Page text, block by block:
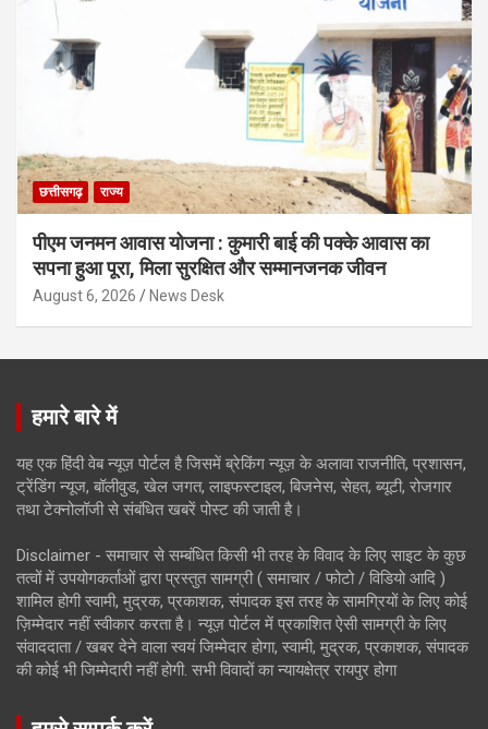
छत्तीसगढ़ राज्य
पीएम जनमन आवास योजना : कुमारी बाई की पक्के आवास का
सपना हुआ पूरा, मिला सुरक्षित और सम्मानजनक जीवन
August 6, 2026 News Desk
हमारे बारे में
यह एक हिंदी वेब न्यूज़ पोर्टल है जिसमें ब्रेकिंग न्यूज़ के अलावा राजनीति, प्रशासन,
ट्रेंडिंग न्यूज, बॉलीवुड, खेल जगत, लाइफस्टाइल, बिजनेस, सेहत, ब्यूटी, रोजगार
तथा टेक्नोलॉजी से संबंधित खबरें पोस्ट की जाती है।
Disclaimer - समाचार से सम्बंधित किसी भी तरह के विवाद के लिए साइट के कुछ
तत्वों में उपयोगकर्ताओं द्वारा प्रस्तुत सामग्री ( समाचार / फोटो / विडियो आदि )
शामिल होगी स्वामी, मुद्रक, प्रकाशक, संपादक इस तरह के सामग्रियों के लिए कोई
ज़िम्मेदार नहीं स्वीकार करता है। न्यूज़ पोर्टल में प्रकाशित ऐसी सामग्री के लिए
संवाददाता / खबर देने वाला स्वयं जिम्मेदार होगा, स्वामी, मुद्रक, प्रकाशक, संपादक
की कोई भी जिम्मेदारी नहीं होगी. सभी विवादों का न्यायक्षेत्र रायपुर होगा